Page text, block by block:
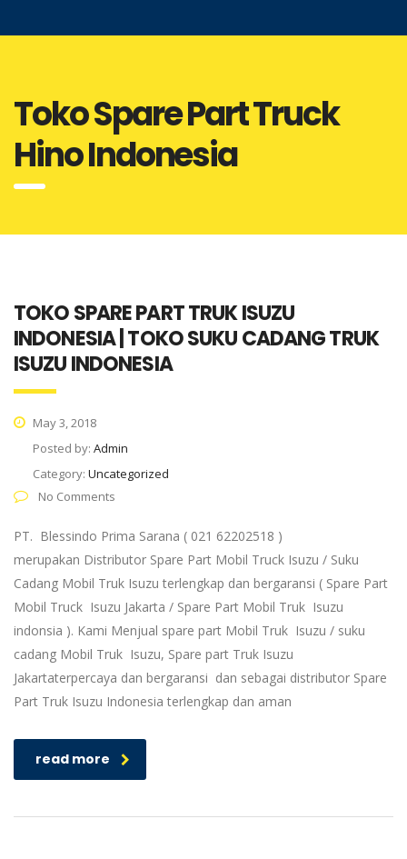
Toko Spare Part Truck
Hino Indonesia
TOKO SPARE PART TRUK ISUZU
INDONESIA | TOKO SUKU CADANG TRUK
ISUZU INDONESIA
May 3, 2018
Posted by: Admin
Category: Uncategorized
No Comments
PT. Blessindo Prima Sarana ( 021 62202518 )
merupakan Distributor Spare Part Mobil Truck Isuzu / Suku
Cadang Mobil Truk Isuzu terlengkap dan bergaransi ( Spare Part
Mobil Truck Isuzu Jakarta / Spare Part Mobil Truk Isuzu
indonsia ). Kami Menjual spare part Mobil Truk Isuzu / suku
cadang Mobil Truk Isuzu, Spare part Truk Isuzu
Jakartaterpercaya dan bergaransi dan sebagai distributor Spare
Part Truk Isuzu Indonesia terlengkap dan aman
read more